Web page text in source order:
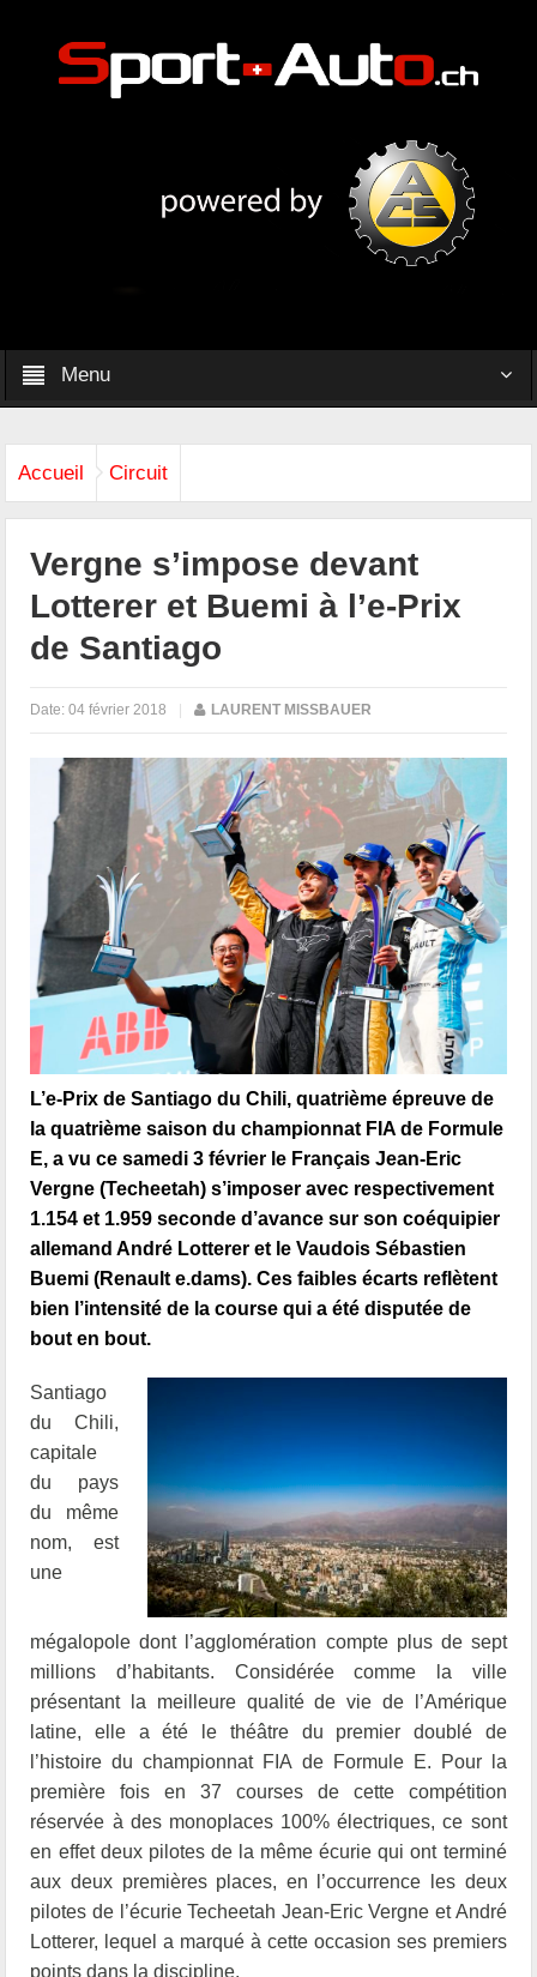
Menu
Accueil Circuit
Vergne s’impose devant
Lotterer et Buemi à l’e-Prix
de Santiago
Date:04 février 2018 | LAURENT MISSBAUER
L’e-Prix de Santiago du Chili, quatrième épreuve de
la quatrième saison du championnat FIA de Formule
E, a vu ce samedi 3 février le Français Jean-Eric
Vergne (Techeetah) s’imposer avec respectivement
1.154 et 1.959 seconde d’avance sur son coéquipier
allemand André Lotterer et le Vaudois Sébastien
Buemi (Renault e.dams). Ces faibles écarts reflètent
bien l’intensité de la course qui a été disputée de
bout en bout.
Santiago
du Chili,
capitale
du pays
du même
nom, est
une
mégalopole dont l’agglomération compte plus de sept
millions d’habitants. Considérée comme la ville
présentant la meilleure qualité de vie de l’Amérique
latine, elle a été le théâtre du premier doublé de
l’histoire du championnat FIA de Formule E. Pour la
première fois en 37 courses de cette compétition
réservée à des monoplaces 100% électriques, ce sont
en effet deux pilotes de la même écurie qui ont terminé
aux deux premières places, en l’occurrence les deux
pilotes de l’écurie Techeetah Jean-Eric Vergne et André
Lotterer, lequel a marqué à cette occasion ses premiers
points dans la discipline.